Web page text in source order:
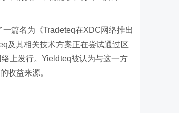
篇名为《Tradeteq在XDC网络推出
及其相关技术方案正在尝试通过区
上发行。Yieldteq被认为与这一方
收益来源。